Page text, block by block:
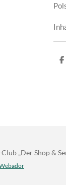
T
„Der Shop &